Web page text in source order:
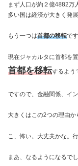
まず人口が約２億4882万
多い国は経済が大きく発
もう一つは首都の移転です
現在ジャカルタに首都を
首都を移転するよう
ですので、金融関係、イ
大きくはこの2つの理由か
こ、怖い。大丈夫かな。
まあ、なるようになるで